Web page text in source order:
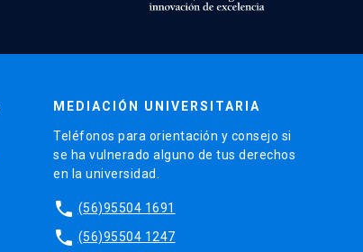
MEDIACIÓN UNIVERSITARIA
Teléfonos para orientación y consejo si
se ha vulnerado alguno de tus derechos
en la universidad.
phone (56)95504 1691
phone (56)95504 1247